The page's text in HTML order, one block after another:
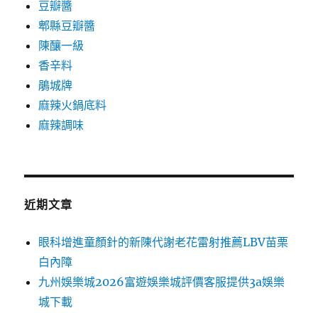
豆瓣醬
郫縣豆瓣醬
陳釀一級
香辛料
鵑城牌
麻辣火鍋底料
麻辣調味
近期文章
眼科增進童顏針的新陳代謝老花雷射推薦LBV苗栗
白內障
九州娛樂城2026富遊娛樂城評價客服提供3a娛樂
城下載